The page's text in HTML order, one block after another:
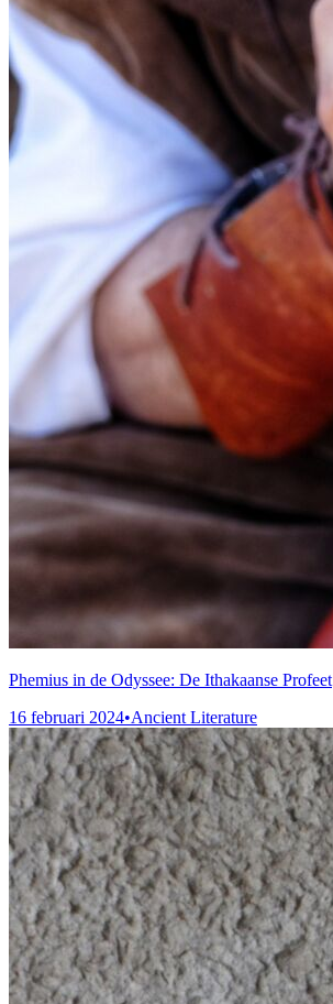
Phemius in de Odyssee: De Ithakaanse Profeet
16 februari 2024•Ancient Literature